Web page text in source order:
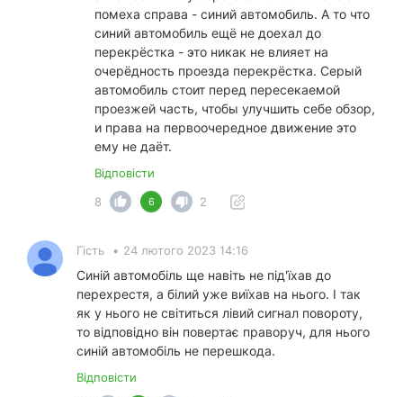
помеха справа - синий автомобиль. А то что
синий автомобиль ещё не доехал до
перекрёстка - это никак не влияет на
очерёдность проезда перекрёстка. Серый
автомобиль стоит перед пересекаемой
проезжей часть, чтобы улучшить себе обзор,
и права на первоочередное движение это
ему не даёт.
Відповісти
8
6 2
Гість • 24 лютого 2023 14:16
Синій автомобіль ще навіть не під'їхав до
перехрестя, а білий уже виїхав на нього. І так
як у нього не світиться лівий сигнал повороту,
то відповідно він повертає праворуч, для нього
синій автомобіль не перешкода.
Відповісти